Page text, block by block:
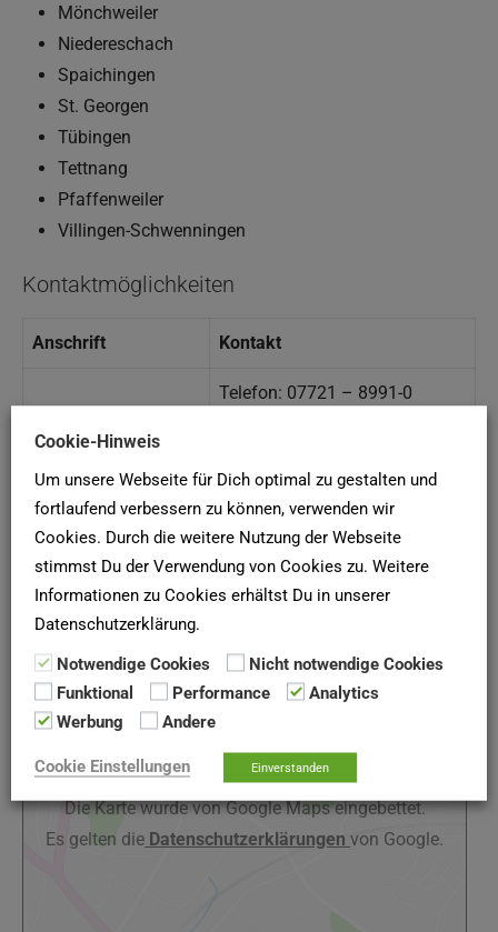
Mönchweiler
Niedereschach
Spaichingen
St. Georgen
Tübingen
Tettnang
Pfaffenweiler
Villingen-Schwenningen
Kontaktmöglichkeiten
Anschrift Kontakt
78048 Villingen-
Schwenningen
Telefon: 07721 – 8991-0
https://www.familienheim-
villingen.de/
Karte und Anfahrt
Google Maps
Google Karte laden
Die Karte wurde von Google Maps eingebettet.
Es gelten die Datenschutzerklärungen von Google.
Cookie-Hinweis
Um unsere Webseite für Dich optimal zu gestalten und
fortlaufend verbessern zu können, verwenden wir
Cookies. Durch die weitere Nutzung der Webseite
stimmst Du der Verwendung von Cookies zu. Weitere
Informationen zu Cookies erhältst Du in unserer
Datenschutzerklärung.
Notwendige Cookies
Nicht notwendige Cookies
Funktional
Performance
Analytics
Werbung
Andere
Cookie Einstellungen Einverstanden